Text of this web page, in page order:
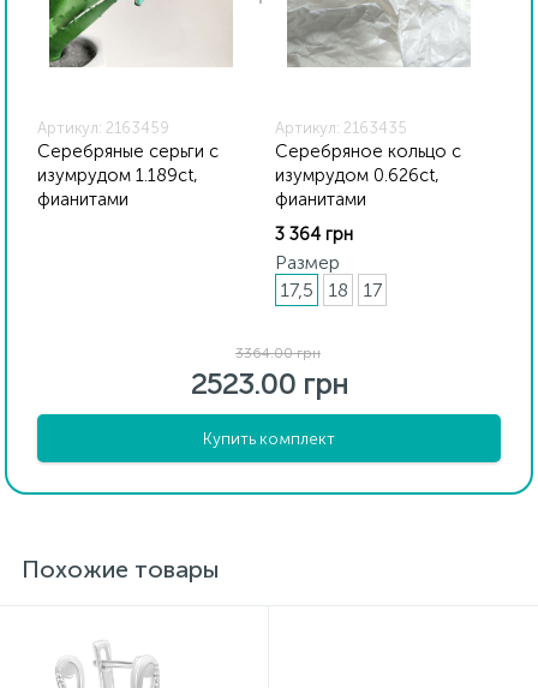
Артикул: 2163459
Серебряные серьги с
изумрудом 1.189ct,
фианитами
Артикул: 2163435
Серебряное кольцо с
изумрудом 0.626ct,
фианитами
3 364 грн
Размер
17,5
18 17
3364.00 грн
2523.00 грн
Купить комплект
Похожие товары